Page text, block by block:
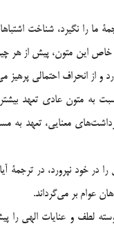
ما را نگيرد، شناخت
اين متون، پيش از هر
و از انحراف احتمالي پرهيز
به متون عادي تعهد
معنايي، تعهد به
در خود نپرورد، در ترجمة
عوام بر مي‌گرداند.
لطف و عنايات الهي را